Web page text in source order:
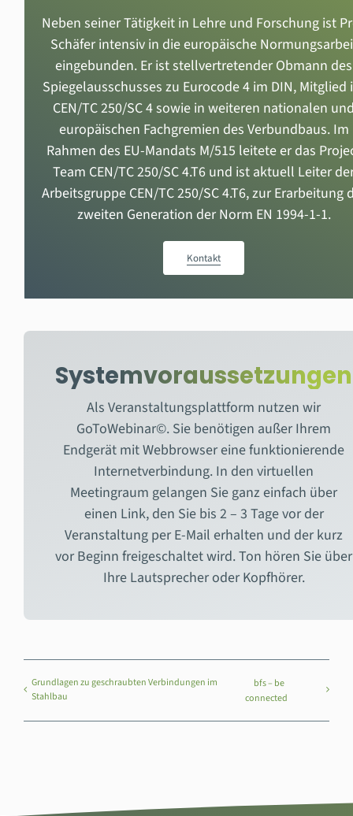
Neben seiner Tätigkeit in Lehre und Forschung ist
Schäfer intensiv in die europäische
eingebunden. Er ist stellvertretender Obmann des
Spiegelausschusses zu Eurocode 4 im DIN, Mitglied
CEN/TC 250/SC 4 sowie in weiteren nationalen
europäischen Fachgremien des Verbundbaus. Im
Rahmen des EU-Mandats M/515 leitete er das
Team CEN/TC 250/SC 4.T6 und ist aktuell Leiter
Arbeitsgruppe CEN/TC 250/SC 4.T6, zur Erarbeitung
zweiten Generation der Norm EN 1994-1-1.
Kontakt
Systemvoraussetzungen
Als Veranstaltungsplattform nutzen wir
GoToWebinar©. Sie benötigen außer Ihrem
Endgerät mit Webbrowser eine funktionierende
Internetverbindung. In den virtuellen
Meetingraum gelangen Sie ganz einfach über
einen Link, den Sie bis 2 – 3 Tage vor der
Veranstaltung per E-Mail erhalten und der kurz
vor Beginn freigeschaltet wird. Ton hören Sie über
Ihre Lautsprecher oder Kopfhörer.
Grundlagen zu geschraubten Verbindungen im
Stahlbau
bfs – be
connected